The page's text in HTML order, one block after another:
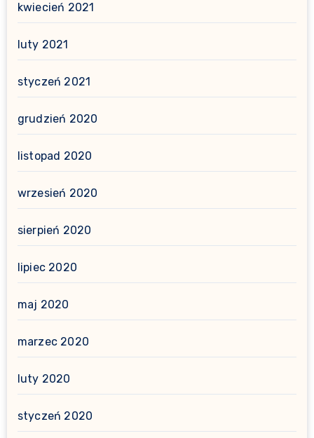
kwiecień 2021
luty 2021
styczeń 2021
grudzień 2020
listopad 2020
wrzesień 2020
sierpień 2020
lipiec 2020
maj 2020
marzec 2020
luty 2020
styczeń 2020